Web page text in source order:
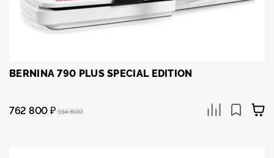
BERNINA 790 PLUS SPECIAL EDITION
762 800₽ 914 800